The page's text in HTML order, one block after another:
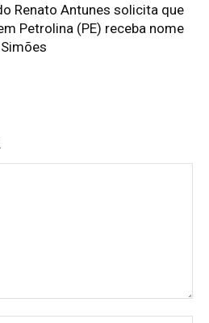
Renato Antunes solicita que
Petrolina (PE) receba nome